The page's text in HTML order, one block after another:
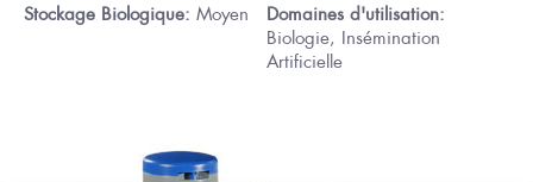
Stockage Biologique: Moyen
Domaines d'utilisation:
Biologie, Insémination
Artificielle